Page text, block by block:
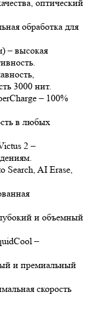
оптический
обработка для
– высокая
3000 нит.
– 100%
в любых
2 –
AI Erase,
и объемный
–
и премиальный
скорость